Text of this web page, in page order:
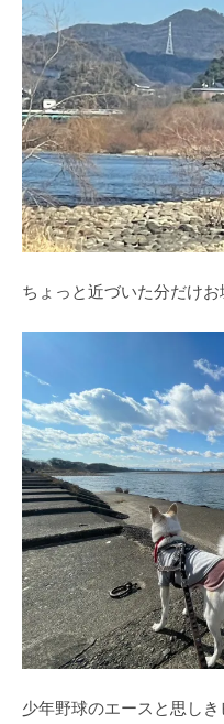
ちょっと近づいた分だけお
少年野球のエースと思し